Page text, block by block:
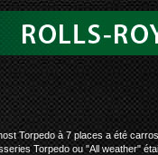
Torpedo à 7 places a été
Torpedo ou "All weather"